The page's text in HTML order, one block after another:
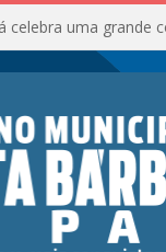
celebra uma grande